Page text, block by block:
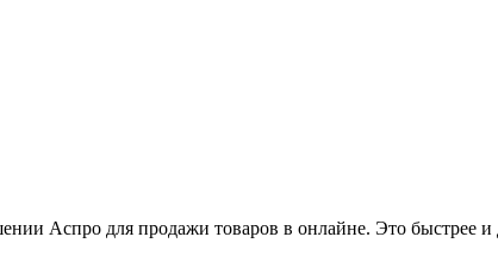
Аспро для продажи товаров в онлайне. Это быстрее